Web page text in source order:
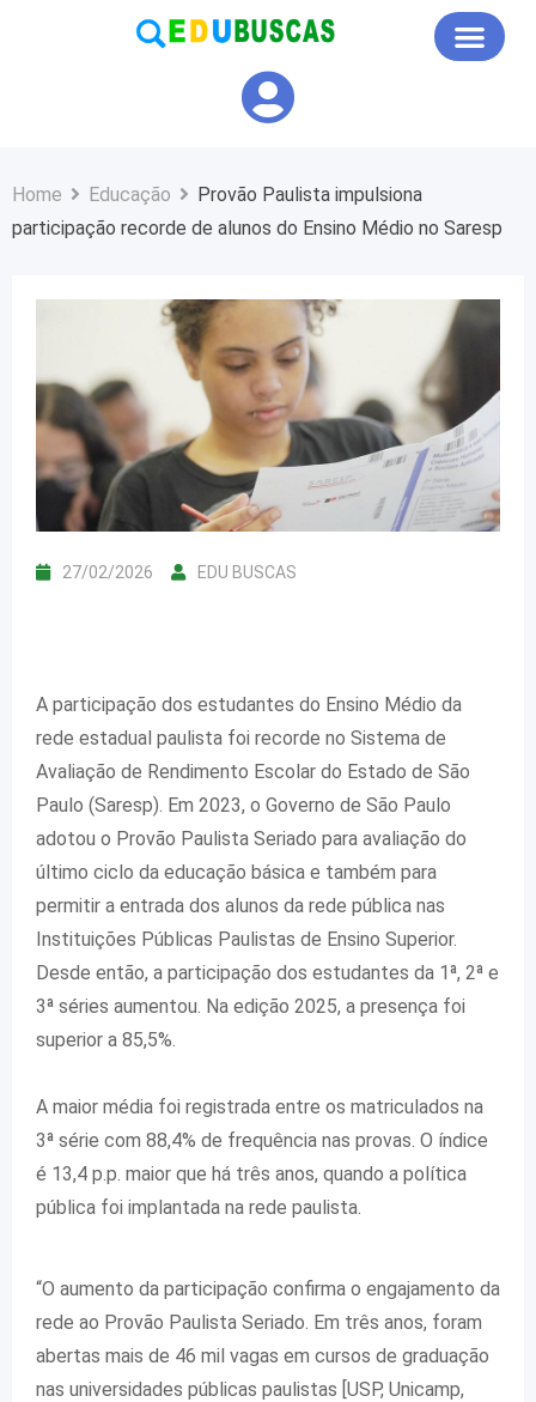
Home Educação
Provão Paulista impulsiona
participação recorde de alunos do Ensino Médio no Saresp
27/02/2026 EDU BUSCAS
A participação dos estudantes do Ensino Médio da
rede estadual paulista foi recorde no Sistema de
Avaliação de Rendimento Escolar do Estado de São
Paulo (Saresp). Em 2023, o Governo de São Paulo
adotou o Provão Paulista Seriado para avaliação do
último ciclo da educação básica e também para
permitir a entrada dos alunos da rede pública nas
Instituições Públicas Paulistas de Ensino Superior.
Desde então, a participação dos estudantes da 1ª, 2ª e
3ª séries aumentou. Na edição 2025, a presença foi
superior a 85,5%.
A maior média foi registrada entre os matriculados na
3ª série com 88,4% de frequência nas provas. O índice
é 13,4 p.p. maior que há três anos, quando a política
pública foi implantada na rede paulista.
“O aumento da participação confirma o engajamento da
rede ao Provão Paulista Seriado. Em três anos, foram
abertas mais de 46 mil vagas em cursos de graduação
nas universidades públicas paulistas [USP, Unicamp,